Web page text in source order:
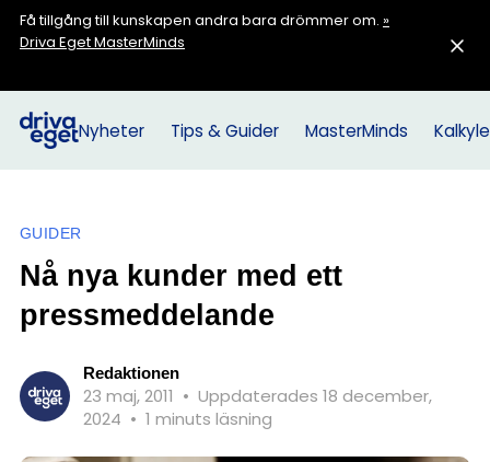
Få tillgång till kunskapen andra bara drömmer om. »
Driva Eget MasterMinds
Nyheter Tips & Guider MasterMinds
GUIDER
Nå nya kunder med ett
pressmeddelande
Redaktionen
23 maj, 2011 • Uppdaterades 18 december,
2024 • 1 minuts läsning